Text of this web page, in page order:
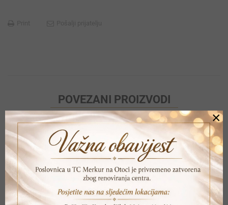
POVEZANI PROIZVODI
×